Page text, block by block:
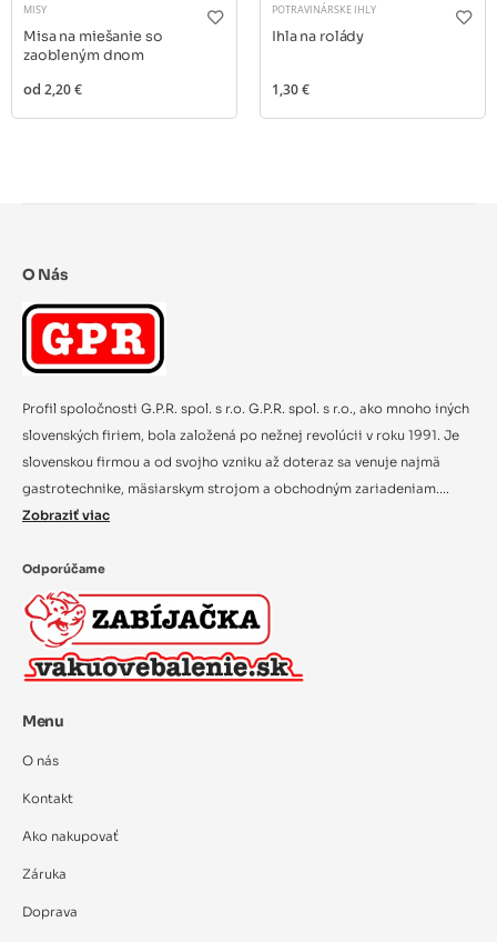
MISY
Misa na miešanie so
zaobleným dnom
od 2,20 €
POTRAVINÁRSKE IHLY
Ihla na rolády
1,30 €
O Nás
Profil spoločnosti G.P.R. spol. s r.o. G.P.R. spol. s r.o., ako mnoho iných
slovenských firiem, bola založená po nežnej revolúcii v roku 1991. Je
slovenskou firmou a od svojho vzniku až doteraz sa venuje najmä
gastrotechnike, mäsiarskym strojom a obchodným zariadeniam....
Zobraziť viac
Odporúčame
Menu
O nás
Kontakt
Ako nakupovať
Záruka
Doprava